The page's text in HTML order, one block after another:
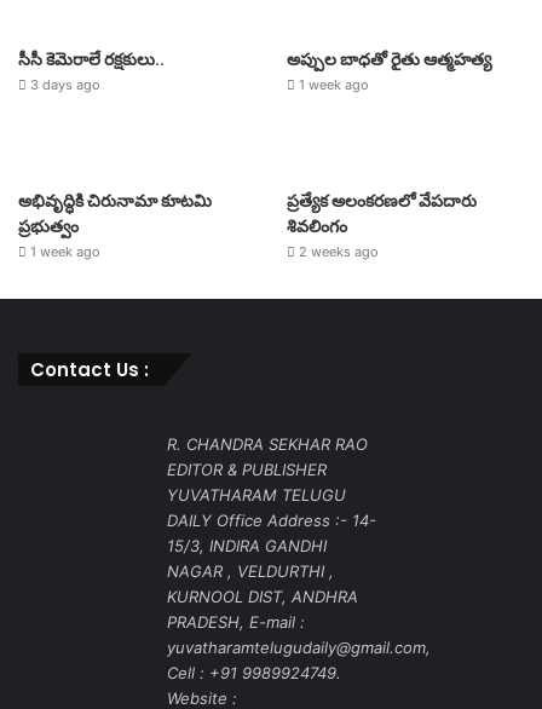
సీసీ కెమెరాలే రక్షకులు..
3 days ago
అప్పుల బాధతో రైతు ఆత్మహత్య
1 week ago
అభివృద్ధికి చిరునామా కూటమి
ప్రభుత్వం
1 week ago
ప్రత్యేక అలంకరణలో వేపదారు
శివలింగం
2 weeks ago
Contact Us :
R. CHANDRA SEKHAR RAO
EDITOR & PUBLISHER
YUVATHARAM TELUGU
DAILY Office Address :- 14-
15/3, INDIRA GANDHI
NAGAR , VELDURTHI ,
KURNOOL DIST, ANDHRA
PRADESH, E-mail :
yuvatharamtelugudaily@gmail.com,
Cell : +91 9989924749.
Website :